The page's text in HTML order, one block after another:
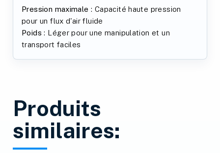
Pression maximale : Capacité haute pression
pour un flux d'air fluide
Poids : Léger pour une manipulation et un
transport faciles
Produits
similaires: